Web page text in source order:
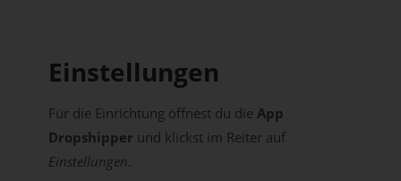
Einstellungen
Für die Einrichtung öffnest du die App
Dropshipper und klickst im Reiter auf
Einstellungen.